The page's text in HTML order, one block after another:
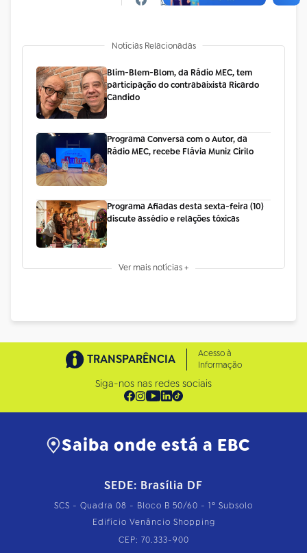
Notícias Relacionadas
Blim-Blem-Blom, da Rádio MEC, tem
participação do contrabaixista Ricardo
Candido
Programa Conversa com o Autor, da
Rádio MEC, recebe Flávia Muniz Cirilo
Programa Afiadas desta sexta-feira (10)
discute assédio e relações tóxicas
Ver mais notícias +
TRANSPARÊNCIA
Acesso à
Informação
Siga-nos nas redes sociais
Saiba onde está a EBC
SEDE: Brasília DF
SCS - Quadra 08 - Bloco B 50/60 - 1º Subsolo
Edifício Venâncio Shopping
CEP: 70.333-900